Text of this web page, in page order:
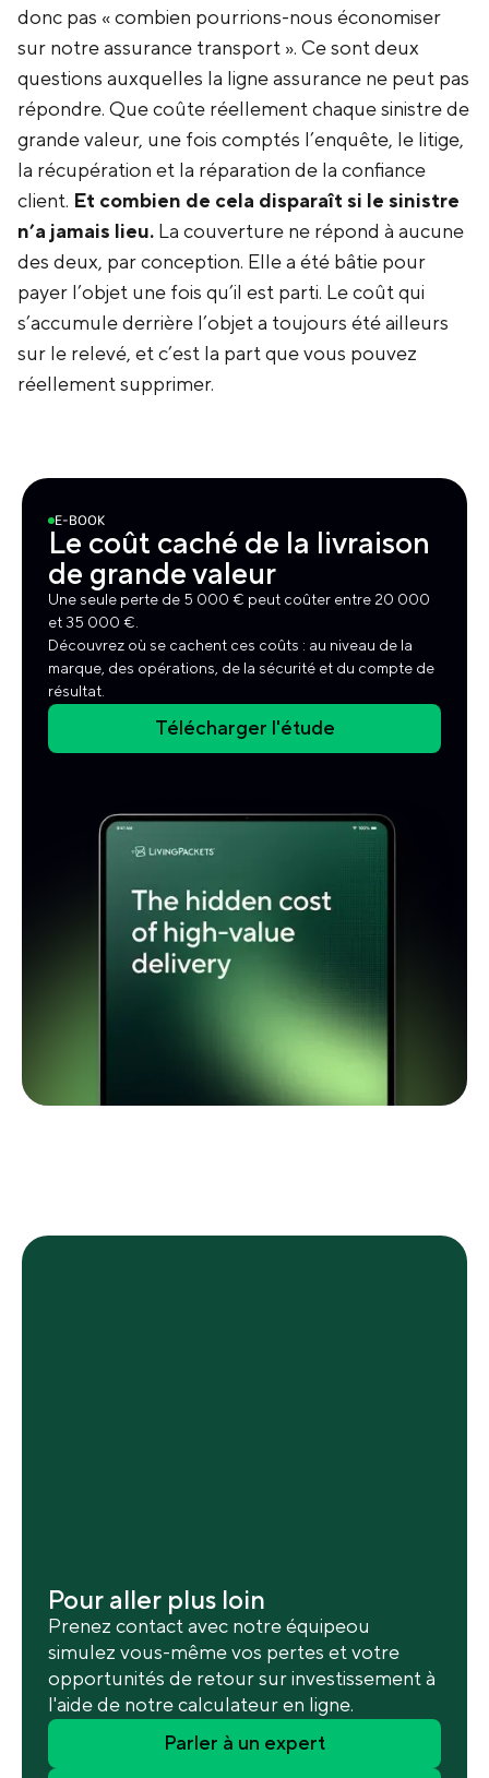
donc pas « combien pourrions-nous économiser
sur notre assurance transport ». Ce sont deux
questions auxquelles la ligne assurance ne peut pas
répondre. Que coûte réellement chaque sinistre de
grande valeur, une fois comptés l’enquête, le litige,
la récupération et la réparation de la confiance
client. Et combien de cela disparaît si le sinistre
n’a jamais lieu. La couverture ne répond à aucune
des deux, par conception. Elle a été bâtie pour
payer l’objet une fois qu’il est parti. Le coût qui
s’accumule derrière l’objet a toujours été ailleurs
sur le relevé, et c’est la part que vous pouvez
réellement supprimer.
E-BOOK
Le coût caché de la livraison
de grande valeur
Une seule perte de 5 000 € peut coûter entre 20 000
et 35 000 €.
Découvrez où se cachent ces coûts : au niveau de la
marque, des opérations, de la sécurité et du compte de
résultat.
Télécharger l'étude
Pour aller plus loin
Prenez contact avec notre équipeou
simulez vous-même vos pertes et votre
opportunités de retour sur investissement à
l'aide de notre calculateur en ligne.
Parler à un expert